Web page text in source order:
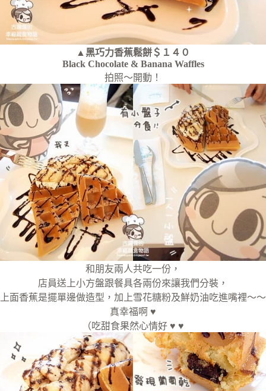
▲黑巧力香蕉鬆餅＄１４０
Black Chocolate & Banana Waffles
拍照～開動！
和朋友兩人共吃一份，
店員送上小方盤跟餐具各兩份來讓我們分裝，
上面香蕉是擺單邊做造型，加上雪花糖粉及鮮奶油吃進嘴裡～～
真幸福啊 ♥
（吃甜食果然心情好 ♥ ♥